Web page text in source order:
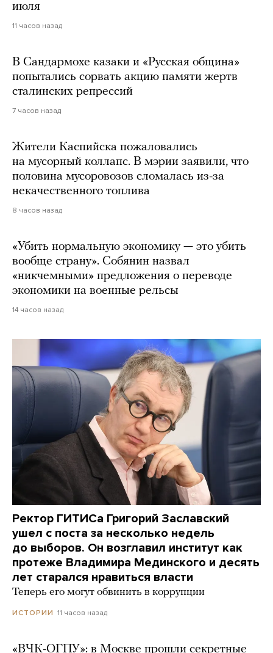
июля
11 часов назад
В Сандармохе казаки и «Русская община»
попытались сорвать акцию памяти жертв
сталинских репрессий
7 часов назад
Жители Каспийска пожаловались
на мусорный коллапс. В мэрии заявили, что
половина мусоровозов сломалась из-за
некачественного топлива
8 часов назад
«Убить нормальную экономику — это убить
вообще страну». Собянин назвал
«никчемными» предложения о переводе
экономики на военные рельсы
14 часов назад
Ректор ГИТИСа Григорий Заславский
ушел с поста за несколько недель
до выборов. Он возглавил институт как
протеже Владимира Мединского и десять
лет старался нравиться власти
Теперь его могут обвинить в коррупции
ИСТОРИИ 11 часов назад
«ВЧК-ОГПУ»: в Москве прошли секретные